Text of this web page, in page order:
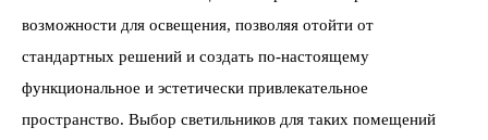
возможности для освещения, позволяя отойти от
стандартных решений и создать по-настоящему
функциональное и эстетически привлекательное
пространство. Выбор светильников для таких помещений